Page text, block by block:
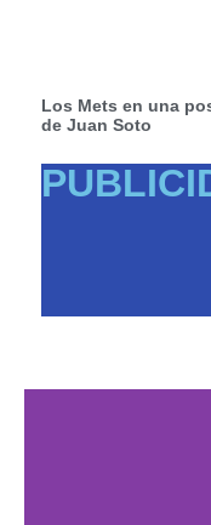
Los Mets en una
de Juan Soto